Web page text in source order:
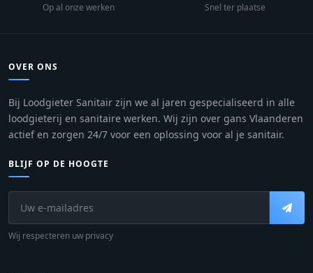
Op al onze werken Snel ter plaatse
OVER ONS
Bij Loodgieter Sanitair zijn we al jaren gespecialiseerd in alle
loodgieterij en sanitaire werken. Wij zijn over gans Vlaanderen
actief en zorgen 24/7 voor een oplossing voor al je sanitair.
BLIJF OP DE HOOGTE
Wij respecteren uw privacy